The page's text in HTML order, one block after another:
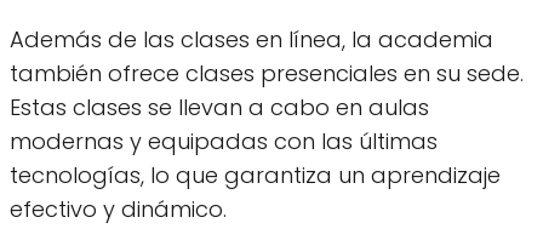
Además de las clases en línea, la academia
también ofrece clases presenciales en su sede.
Estas clases se llevan a cabo en aulas
modernas y equipadas con las últimas
tecnologías, lo que garantiza un aprendizaje
efectivo y dinámico.